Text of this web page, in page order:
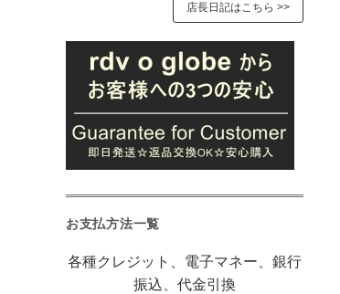
店長日記はこちら >>
お支払方法一覧
各種クレジット、電子マネー、銀行
振込、代金引換